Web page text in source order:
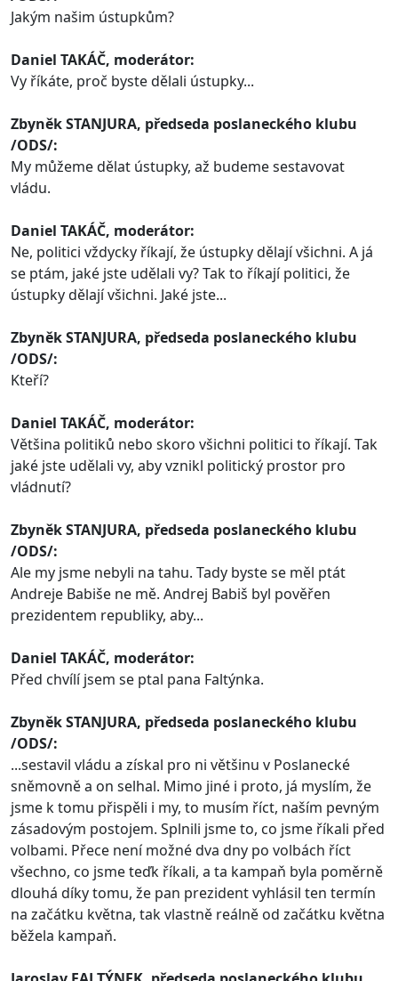
Jakým našim ústupkům?
Daniel TAKÁČ, moderátor:
Vy říkáte, proč byste dělali ústupky...
Zbyněk STANJURA, předseda poslaneckého klubu
/ODS/:
My můžeme dělat ústupky, až budeme sestavovat
vládu.
Daniel TAKÁČ, moderátor:
Ne, politici vždycky říkají, že ústupky dělají všichni. A já
se ptám, jaké jste udělali vy? Tak to říkají politici, že
ústupky dělají všichni. Jaké jste...
Zbyněk STANJURA, předseda poslaneckého klubu
/ODS/:
Kteří?
Daniel TAKÁČ, moderátor:
Většina politiků nebo skoro všichni politici to říkají. Tak
jaké jste udělali vy, aby vznikl politický prostor pro
vládnutí?
Zbyněk STANJURA, předseda poslaneckého klubu
/ODS/:
Ale my jsme nebyli na tahu. Tady byste se měl ptát
Andreje Babiše ne mě. Andrej Babiš byl pověřen
prezidentem republiky, aby...
Daniel TAKÁČ, moderátor:
Před chvílí jsem se ptal pana Faltýnka.
Zbyněk STANJURA, předseda poslaneckého klubu
/ODS/:
...sestavil vládu a získal pro ni většinu v Poslanecké
sněmovně a on selhal. Mimo jiné i proto, já myslím, že
jsme k tomu přispěli i my, to musím říct, naším pevným
zásadovým postojem. Splnili jsme to, co jsme říkali před
volbami. Přece není možné dva dny po volbách říct
všechno, co jsme teďk říkali, a ta kampaň byla poměrně
dlouhá díky tomu, že pan prezident vyhlásil ten termín
na začátku května, tak vlastně reálně od začátku května
běžela kampaň.